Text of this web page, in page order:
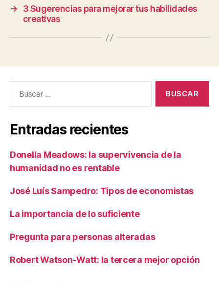
→
3 Sugerencias para mejorar tus habilidades
creativas
Entradas recientes
Donella Meadows: la supervivencia de la
humanidad no es rentable
José Luís Sampedro: Tipos de economistas
La importancia de lo suficiente
Pregunta para personas alteradas
Robert Watson-Watt: la tercera mejor opción